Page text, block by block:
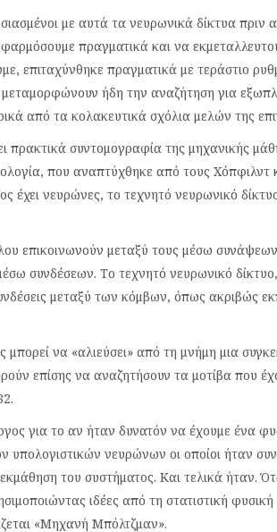
με αυτά τα νευρωνικά δίκτυα πριν
πραγματικά και να
επιταχύνθηκε πραγματικά με τεράστιο
ήδη την αναζήτηση για
από τα κολακευτικά σχόλια μελών της
πρακτικά συντομογραφία της μηχανικής
που αναπτύχθηκε από τους Χόπφιλντ
νευρώνες, το τεχνητό νευρωνικό
επικοινωνούν μεταξύ τους μέσω συνάψεων,
συνδέσεων. Το τεχνητό νευρωνικό
μεταξύ των κόμβων, όπως ακριβώς
να «αλιεύσει» από τη μνήμη μια
επίσης να αναζητήσουν τα μοτίβα που
για το αν ήταν δυνατόν να έχουμε ένα
υπολογιστικών νευρώνων οι οποίοι ήταν
του συστήματος. Και τελικά ήταν.
ιδέες από τη στατιστική
«Μηχανή Μπόλτζμαν».